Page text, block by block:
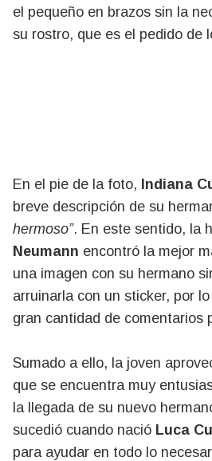
el pequeño en brazos sin la
su rostro, que es el pedido de
En el pie de la foto, Indiana
breve descripción de su
hermoso”. En este sentido, la
Neumann encontró la mejor
una imagen con su hermano
arruinarla con un sticker, por
gran cantidad de comentarios
Sumado a ello, la joven
que se encuentra muy
la llegada de su nuevo
sucedió cuando nació Luca
para ayudar en todo lo